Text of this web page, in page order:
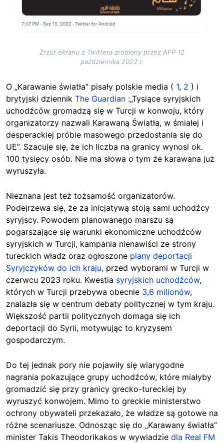
Zrzut ekranu z Twittera zrobiony przez AFP 12
października 2022 r.
O „Karawanie światła” pisały polskie media ( 1, 2 ) i
brytyjski dziennik The Guardian :„Tysiące syryjskich
uchodźców gromadzą się w Turcji w konwoju, który
organizatorzy nazwali Karawaną Światła, w śmiałej i
desperackiej próbie masowego przedostania się do
UE”. Szacuje się, że ich liczba na granicy wynosi ok.
100 tysięcy osób. Nie ma słowa o tym że karawana już
wyruszyła.
Nieznana jest też tożsamość organizatorów.
Podejrzewa się, że za inicjatywą stoją sami uchodźcy
syryjscy. Powodem planowanego marszu są
pogarszające się warunki ekonomiczne uchodźców
syryjskich w Turcji, kampania nienawiści ze strony
tureckich władz oraz ogłoszone plany deportacji
Syryjczyków do ich kraju, przed wyborami w Turcji w
czerwcu 2023 roku. Kwestia syryjskich uchodźców,
których w Turcji przebywa obecnie 3,6 milionów,
znalazła się w centrum debaty politycznej w tym kraju.
Większość partii politycznych domaga się ich
deportacji do Syrii, motywując to kryzysem
gospodarczym.
Do tej jednak pory nie pojawiły się wiarygodne
nagrania pokazujące grupy uchodźców, które miałyby
gromadzić się przy granicy grecko-tureckiej by
wyruszyć konwojem. Mimo to greckie ministerstwo
ochrony obywateli przekazało, że władze są gotowe na
różne scenariusze. Odnosząc się do „Karawany światła”
minister Takis Theodorikakos w wywiadzie dla Real FM